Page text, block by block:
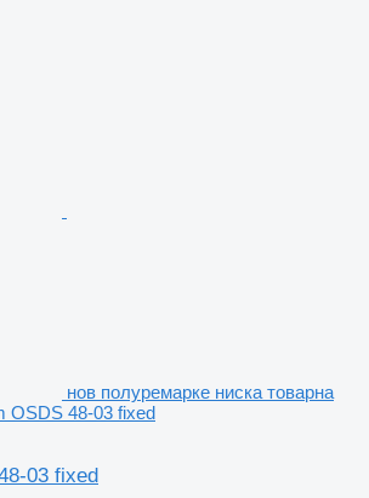
нов полуремарке ниска товарна
OSDS 48-03 fixed
03 fixed